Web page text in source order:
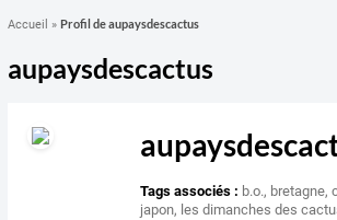
Accueil » Profil de aupaysdescactus
aupaysdescactus
Tags associés : b.o., bretagne,
japon, les dimanches des